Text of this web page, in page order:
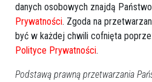
Więcej o:Ostrołęka ,Kino Jantar,
Ostrołęka,repertuar Kina Jantar
danych osobowych znajdą
Prywatności. Zgoda na
być w każdej chwili cofnięta
Polityce Prywatności.
Podstawą prawną przetwarzania